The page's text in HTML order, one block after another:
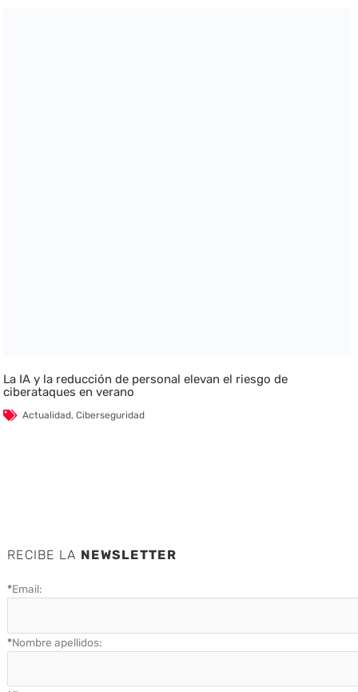
La IA y la reducción de personal elevan el riesgo de
ciberataques en verano
Actualidad,Ciberseguridad
RECIBE LA NEWSLETTER
*Email:
*Nombre apellidos: